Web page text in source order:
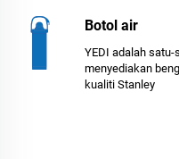
Botol air
YEDI adalah
menyediakan
kualiti Stanley